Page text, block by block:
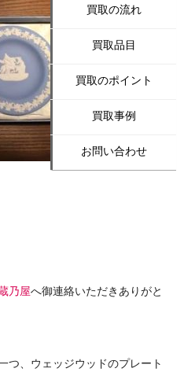
買取の流れ
買取品目
買取のポイント
買取事例
お問い合わせ
乃屋へ御連絡いただきありがと
つ、ウェッジウッドのプレート